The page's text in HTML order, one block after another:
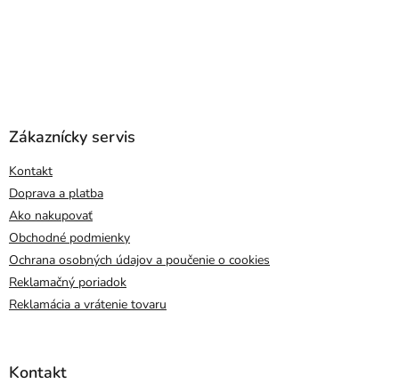
Zákaznícky servis
Kontakt
Doprava a platba
Ako nakupovať
Obchodné podmienky
Ochrana osobných údajov a poučenie o cookies
Reklamačný poriadok
Reklamácia a vrátenie tovaru
Kontakt